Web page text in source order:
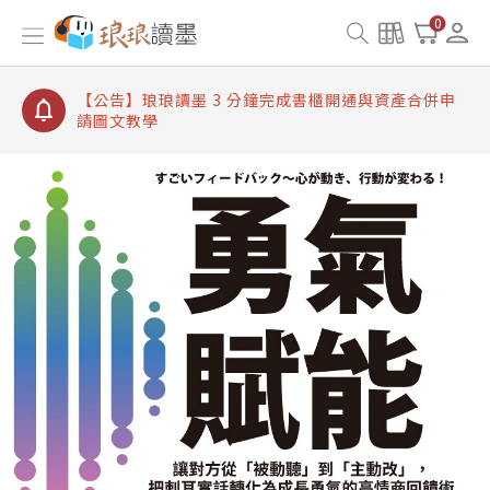
0
【公告】琅琅讀墨書櫃開通常見問題
【公告】琅琅讀墨 3 分鐘完成書櫃開通與資產合併申
【公告】琅琅書店服務升級重要說明及資產合併結果
查詢